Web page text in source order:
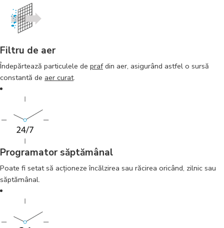
Filtru de aer
Îndepărtează particulele de prafdin aer, asigurând astfel o sursă
constantă de aer curat.
Programator săptămânal
Poate fi setat să acţioneze încălzirea sau răcirea oricând, zilnic sau
săptămânal.